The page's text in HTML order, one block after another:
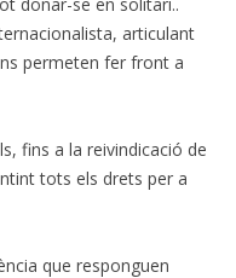
articulant
permeten fer front a
fins a la reivindicació de
tots els drets per a
que responguen